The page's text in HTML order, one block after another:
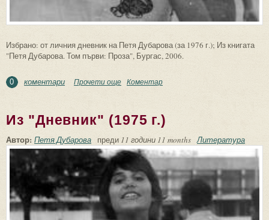
Избрано: от личния дневник на Петя Дубарова (за 1976 г.); Из книгата
"Петя Дубарова. Том първи: Проза", Бургас, 2006.
0 коментари Прочети още about Из "Дневник" (1976 г.)
Коментар
Из "Дневник" (1975 г.)
Автор: Петя Дубарова преди 11 години 11 months Литература